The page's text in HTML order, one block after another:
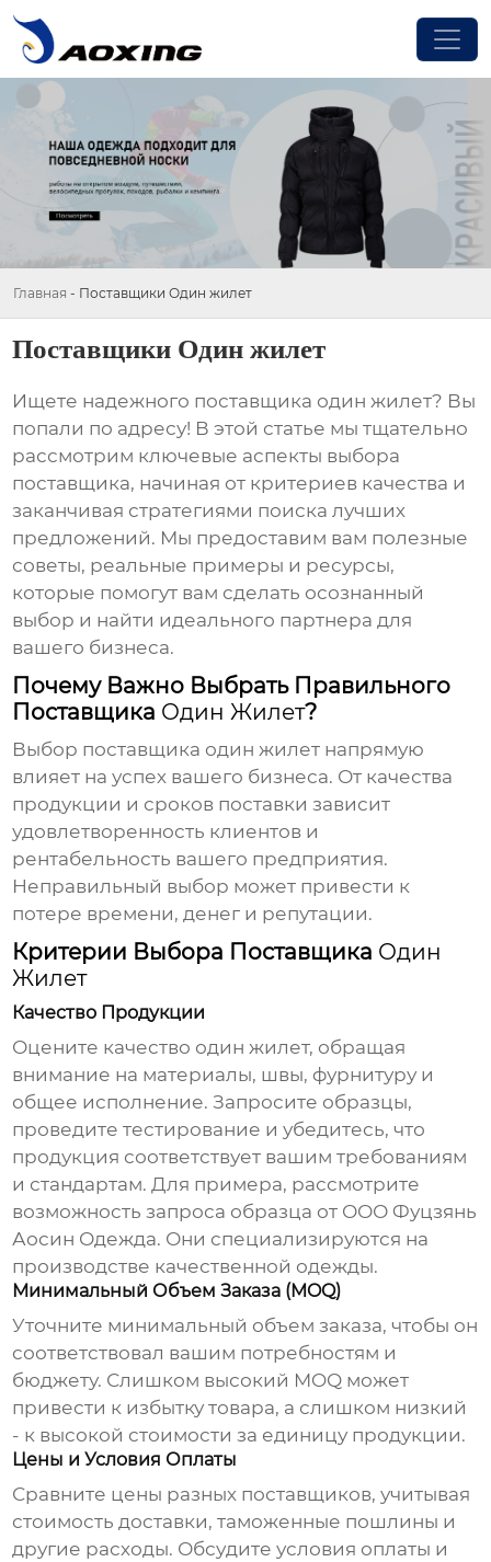
Главная - Поставщики Один жилет
Поставщики Один жилет
Ищете надежного поставщика один жилет? Вы
попали по адресу! В этой статье мы тщательно
рассмотрим ключевые аспекты выбора
поставщика, начиная от критериев качества и
заканчивая стратегиями поиска лучших
предложений. Мы предоставим вам полезные
советы, реальные примеры и ресурсы,
которые помогут вам сделать осознанный
выбор и найти идеального партнера для
вашего бизнеса.
Почему Важно Выбрать Правильного
Поставщика Один Жилет?
Выбор поставщика один жилет напрямую
влияет на успех вашего бизнеса. От качества
продукции и сроков поставки зависит
удовлетворенность клиентов и
рентабельность вашего предприятия.
Неправильный выбор может привести к
потере времени, денег и репутации.
Критерии Выбора Поставщика Один
Жилет
Качество Продукции
Оцените качество один жилет, обращая
внимание на материалы, швы, фурнитуру и
общее исполнение. Запросите образцы,
проведите тестирование и убедитесь, что
продукция соответствует вашим требованиям
и стандартам. Для примера, рассмотрите
возможность запроса образца от ООО Фуцзянь
Аосин Одежда. Они специализируются на
производстве качественной одежды.
Минимальный Объем Заказа (MOQ)
Уточните минимальный объем заказа, чтобы он
соответствовал вашим потребностям и
бюджету. Слишком высокий MOQ может
привести к избытку товара, а слишком низкий
- к высокой стоимости за единицу продукции.
Цены и Условия Оплаты
Сравните цены разных поставщиков, учитывая
стоимость доставки, таможенные пошлины и
другие расходы. Обсудите условия оплаты и